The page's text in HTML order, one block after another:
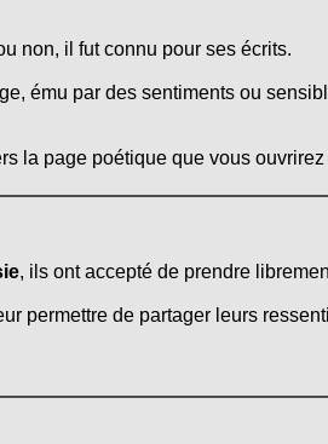
non, il fut connu pour ses écrits.
ému par des sentiments ou
la page poétique que vous
, ils ont accepté de prendre
permettre de partager leurs